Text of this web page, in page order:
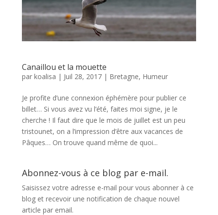
Canaillou et la mouette
par koalisa | Juil 28, 2017| Bretagne, Humeur
Je profite d’une connexion éphémère pour publier ce
billet… Si vous avez vu l’été, faites moi signe, je le
cherche ! Il faut dire que le mois de juillet est un peu
tristounet, on a l’impression d’être aux vacances de
Pâques… On trouve quand même de quoi...
Abonnez-vous à ce blog par e-mail.
Saisissez votre adresse e-mail pour vous abonner à ce
blog et recevoir une notification de chaque nouvel
article par email.